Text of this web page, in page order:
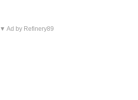
▼ Ad by Refinery89